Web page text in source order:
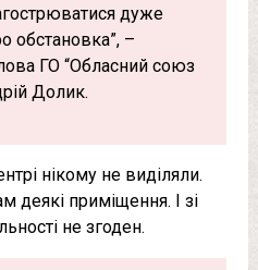
дуже
обстановка”, –
ГО “Обласний союз
Долик.
нікому не виділяли.
деякі приміщення. І зі
не згоден.